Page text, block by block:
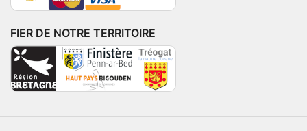
FIER DE NOTRE TERRITOIRE